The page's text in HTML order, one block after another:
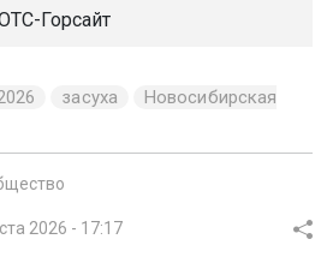
Горсайт
засуха
Новосибирская
2026 - 17:17